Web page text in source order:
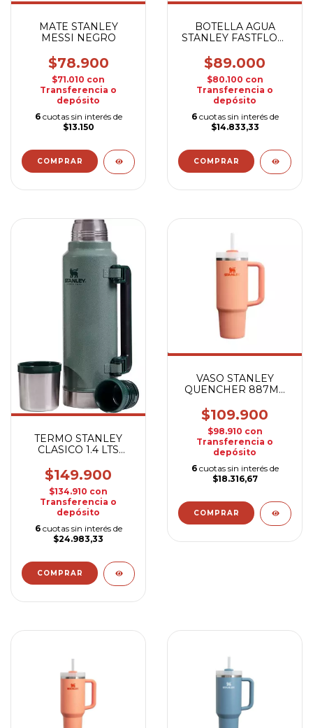
MATE STANLEY
MESSI NEGRO
$78.900
$71.010 con
Transferencia o
depósito
6 cuotas sin interés de
$13.150
BOTELLA AGUA
STANLEY FASTFLOW
$89.000
$80.100 con
Transferencia o
depósito
6 cuotas sin interés de
$14.833,33
TERMO STANLEY
CLASICO 1.4 LTS
$149.900
$134.910 con
Transferencia o
depósito
6 cuotas sin interés de
$24.983,33
VASO STANLEY
QUENCHER 887ML
$109.900
$98.910 con
Transferencia o
depósito
6 cuotas sin interés de
$18.316,67